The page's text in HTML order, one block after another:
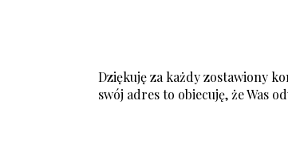
Dziękuję za każdy zostawiony
swój adres to obiecuję, że Was